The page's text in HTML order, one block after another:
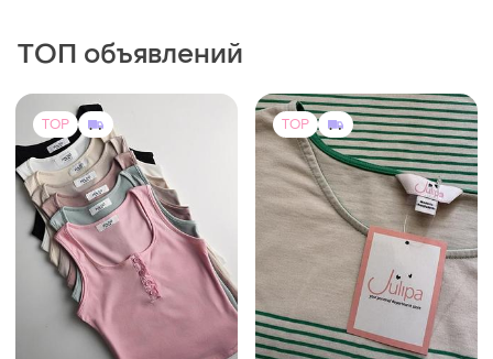
ТОП объявлений
TOP TOP